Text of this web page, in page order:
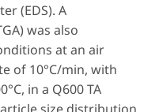
(EDS). A
was also
at an air
of 10°C/min, with
in a Q600 TA